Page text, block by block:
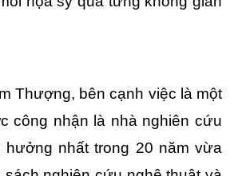
Thượng, bên cạnh việc là một
công nhận là nhà nghiên cứu
hưởng nhất trong 20 năm vừa